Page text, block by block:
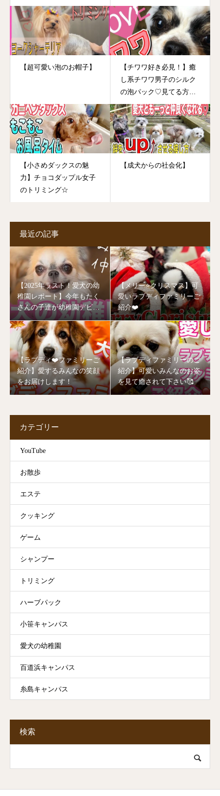
どっちが勝つの？！？
【超可愛い泡のお帽子】
【チワワ好き必見！】癒
し系チワワ男子のシルク
の泡パック♡見てる方が
とろ～んと優しい気持ち
になってしまう動画で
す！！
【小さめダックスの魅
力】チョコダップル女子
のトリミング☆
【成犬からの社会化】
最近の記事
【2025年ラスト！愛犬の幼
稚園レポート】今年もたく
さんの子達が幼稚園デビュ
ーしました🥰
【メリー⭐️クリスマス】可
愛いラブディファミリーご
紹介❤️
【ラブディ❤️ファミリーご
紹介】愛するみんなの笑顔
をお届けします！
【ラブディファミリーのご
紹介】可愛いみんなのお姿
を見て癒されて下さい🥰
カテゴリー
YouTube
お散歩
エステ
クッキング
ゲーム
シャンプー
トリミング
ハーブパック
小笹キャンパス
愛犬の幼稚園
百道浜キャンパス
糸島キャンパス
検索